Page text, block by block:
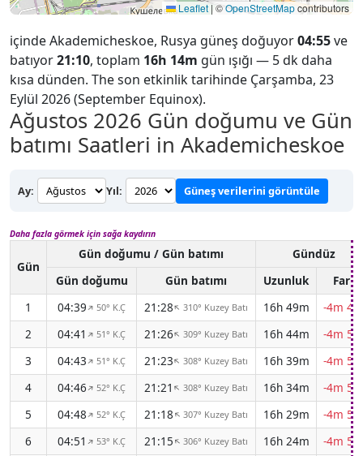
Leaflet | ©OpenStreetMapcontributors
içinde Akademicheskoe, Rusya güneş doğuyor04:55ve
batıyor21:10, toplam 16h 14m gün ışığı — 5 dk daha
kısa dünden. The son etkinlik tarihinde Çarşamba, 23
Eylül 2026 (September Equinox).
Ağustos 2026 Gün doğumu ve Gün
batımı Saatleri in Akademicheskoe
Ay: Yıl: Güneş verilerini görüntüle
Daha fazla görmek için sağa kaydırın
Gün
Gün doğumu / Gün batımı
Gündüz
Gün doğumu
Gün batımı Uzunluk
Fark
1
04:39↑50° K.Ç 21:28↑310° Kuzey Batı 16h 49m
-4m
2
04:41↑51° K.Ç 21:26↑309° Kuzey Batı 16h 44m
-4m
3
04:43↑51° K.Ç 21:23↑308° Kuzey Batı 16h 39m
-4m
4
04:46↑52° K.Ç 21:21↑308° Kuzey Batı 16h 34m
-4m
5
04:48↑52° K.Ç 21:18↑307° Kuzey Batı 16h 29m
-4m
6
04:51↑53° K.Ç 21:15↑306° Kuzey Batı 16h 24m
-4m